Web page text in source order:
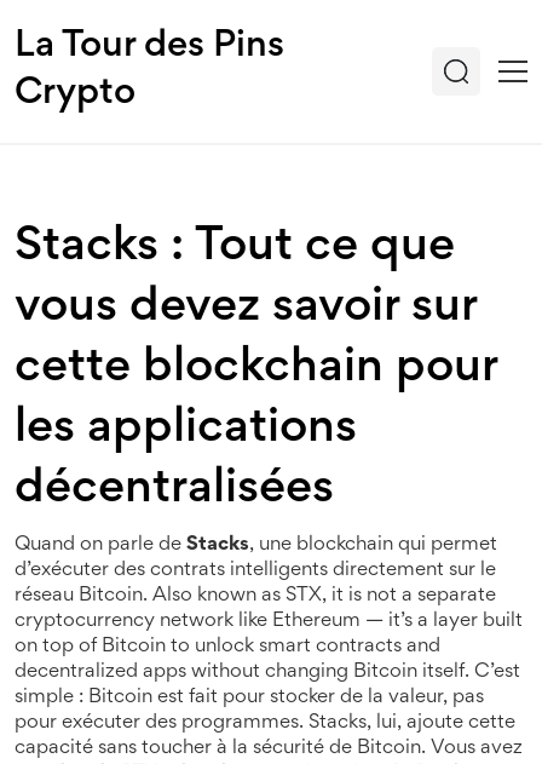
La Tour des Pins
Crypto
Stacks : Tout ce que
vous devez savoir sur
cette blockchain pour
les applications
décentralisées
Quand on parle de Stacks, une blockchain qui permet
d’exécuter des contrats intelligents directement sur le
réseau Bitcoin. Also known as STX, it is not a separate
cryptocurrency network like Ethereum — it’s a layer built
on top of Bitcoin to unlock smart contracts and
decentralized apps without changing Bitcoin itself. C’est
simple : Bitcoin est fait pour stocker de la valeur, pas
pour exécuter des programmes. Stacks, lui, ajoute cette
capacité sans toucher à la sécurité de Bitcoin. Vous avez